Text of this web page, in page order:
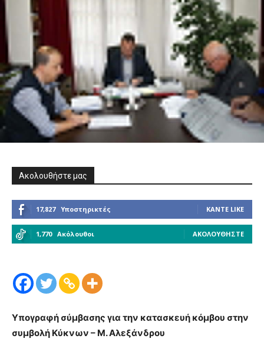
Ακολουθήστε μας
17,827 Υποστηρικτές ΚΆΝΤΕ LIKE
1,770 Ακόλουθοι ΑΚΟΛΟΥΘΉΣΤΕ
Υπογραφή σύμβασης για την κατασκευή κόμβου στην
συμβολή Κύκνων – Μ. Αλεξάνδρου